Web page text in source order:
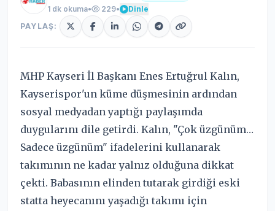
1 dk okuma• 229•
Dinle
PAYLAŞ:
MHP Kayseri İl Başkanı Enes Ertuğrul Kalın,
Kayserispor'un küme düşmesinin ardından
sosyal medyadan yaptığı paylaşımda
duygularını dile getirdi. Kalın, "Çok üzgünüm…
Sadece üzgünüm" ifadelerini kullanarak
takımının ne kadar yalnız olduğuna dikkat
çekti. Babasının elinden tutarak girdiği eski
statta heyecanını yaşadığı takımı için